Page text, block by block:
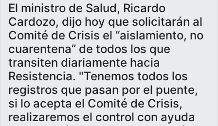
El ministro de Salud, Ricardo
Cardozo, dijo hoy que solicitarán al
Comité de Crisis el “aislamiento, no
cuarentena” de todos los que
transiten diariamente hacia
Resistencia. "Tenemos todos los
registros que pasan por el puente,
si lo acepta el Comité de Crisis,
realizaremos el control con ayuda